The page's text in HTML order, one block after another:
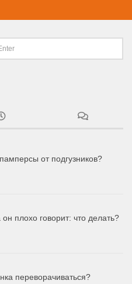
от подгузников?
плохо говорит: что делать?
переворачиваться?